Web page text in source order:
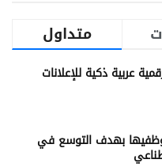
متداول
عربية ذكية للإعلانات
من موظفيها بهدف التوسع في